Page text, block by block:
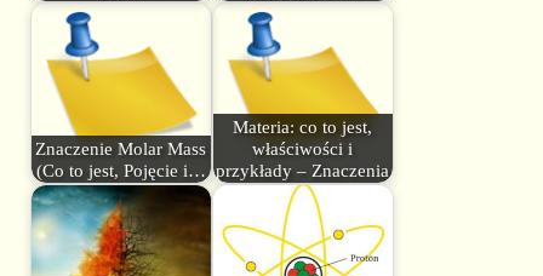
Znaczenie Molar Mass
(Co to jest, Pojęcie i…
Materia: co to jest,
właściwości i
przykłady – Znaczenia